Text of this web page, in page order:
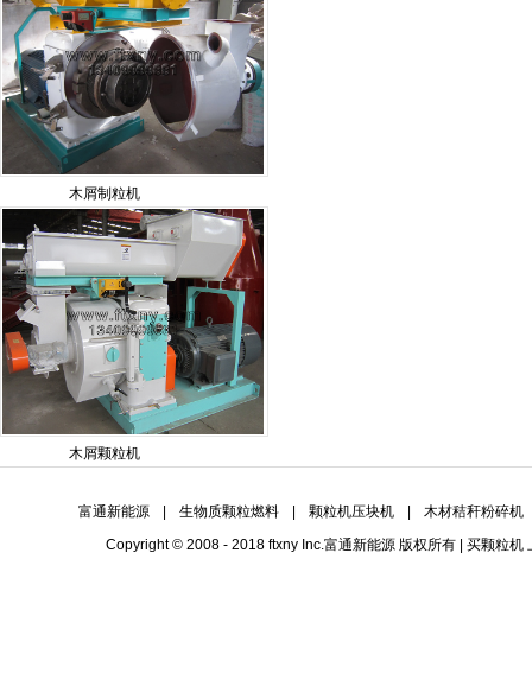
木屑制粒机
木屑颗粒机
富通新能源 生物质颗粒燃料 颗粒机压块机
木材秸秆粉碎机
Copyright © 2008 - 2018 ftxny Inc.富通新能源 版权所有 | 买颗粒机